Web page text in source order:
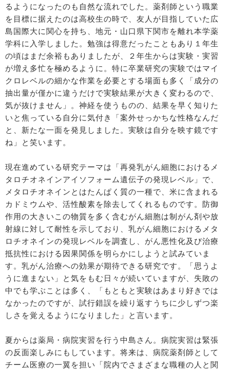
るようになったのも自然な流れでした。薬剤師という職業
を目標に据えたのは高校生の時で、友人が目指していた広
島国際大に関心を持ち、地元・山口県下関市を離れ本学薬
学科に入学しました。勉強は得意だったこともあり１年生
の頃はまだ余裕もありましたが、２年生からは実験・実習
が増え多忙を極めるように。特に卒業研究の実験ではマイ
クロレベルの細かな作業を必要とする場面も多く「成分の
抽出量が僅かに違うだけで実験結果が大きく変わるので、
気が抜けません」。神経を使うものの、結果を早く知りた
いと焦っている自分に気付き「案外せっかちな性格なんだ
と、新たな一面を発見しました。実験は自分を映す鏡です
ね」と笑います。
現在進めている研究テーマは「再発乳がん細胞におけるメ
タロチオネインアイソフォーム遺伝子の発現レベル」で、
メタロチオネインとはたんぱく質の一種で、米に含まれる
カドミウムや、活性酸素を除去してくれるものです。防御
作用の大きいこの物質を多く含むがん細胞は制がん剤や放
射線に対して耐性を示しており、乳がん細胞におけるメタ
ロチオネインの発現レベルを調査し、がん悪性化及び治療
抵抗性における因果関係を明らかにしようと試みていま
す。乳がん治療への効果が期待できる研究です。「思うよ
うに進まない」と気をもむ日々が続いていますが、失敗の
中でも学ぶことは多く、「もともと実験はあまり好きでは
なかったのですが、試行錯誤を繰り返すうちに少しずつ楽
しさを覚えるようになりました」と言います。
夏からは薬局・病院実習を行う中島さん。病院実習は緊張
の反面楽しみにもしています。将来は、病院薬剤師として
チーム医療の一翼を担い「院内でさまざまな職種の人と関